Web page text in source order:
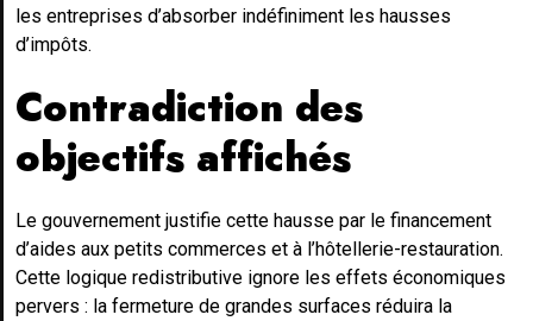
les entreprises d’absorber indéfiniment les hausses
d’impôts.
Contradiction des
objectifs affichés
Le gouvernement justifie cette hausse par le financement
d’aides aux petits commerces et à l’hôtellerie-restauration.
Cette logique redistributive ignore les effets économiques
pervers : la fermeture de grandes surfaces réduira la